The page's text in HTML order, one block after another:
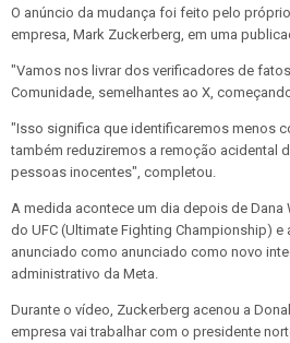
O anúncio da mudança foi feito pelo
empresa, Mark Zuckerberg, em uma
"Vamos nos livrar dos verificadores de
Comunidade, semelhantes ao X,
"Isso significa que identificaremos menos
também reduziremos a remoção acidental
pessoas inocentes", completou.
A medida acontece um dia depois de Dana
do UFC (Ultimate Fighting Championship) e
anunciado como anunciado como novo
administrativo da Meta.
Durante o vídeo, Zuckerberg acenou a
empresa vai trabalhar com o presidente